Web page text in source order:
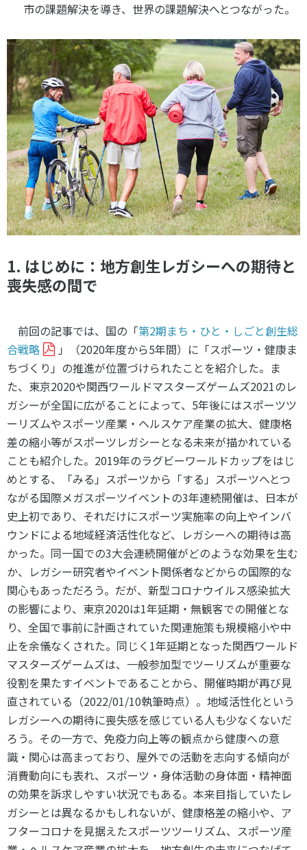
市の課題解決を導き、世界の課題解決へとつながった。
1. はじめに：地方創生レガシーへの期待と
喪失感の間で
前回の記事では、国の「第2期まち・ひと・しごと創生総
合戦略
」（2020年度から5年間）に「スポーツ・健康ま
ちづくり」の推進が位置づけられたことを紹介した。ま
た、東京2020や関西ワールドマスターズゲームズ2021のレ
ガシーが全国に広がることによって、5年後にはスポーツツ
ーリズムやスポーツ産業・ヘルスケア産業の拡大、健康格
差の縮小等がスポーツレガシーとなる未来が描かれている
ことも紹介した。2019年のラグビーワールドカップをはじ
めとする、「みる」スポーツから「する」スポーツへとつ
ながる国際メガスポーツイベントの3年連続開催は、日本が
史上初であり、それだけにスポーツ実施率の向上やインバ
ウンドによる地域経済活性化など、レガシーへの期待は高
かった。同一国での3大会連続開催がどのような効果を生む
か、レガシー研究者やイベント関係者などからの国際的な
関心もあっただろう。だが、新型コロナウイルス感染拡大
の影響により、東京2020は1年延期・無観客での開催とな
り、全国で事前に計画されていた関連施策も規模縮小や中
止を余儀なくされた。同じく1年延期となった関西ワールド
マスターズゲームズは、一般参加型でツーリズムが重要な
役割を果たすイベントであることから、開催時期が再び見
直されている（2022/01/10執筆時点）。地域活性化という
レガシーへの期待に喪失感を感じている人も少なくないだ
ろう。その一方で、免疫力向上等の観点から健康への意
識・関心は高まっており、屋外での活動を志向する傾向が
消費動向にも表れ、スポーツ・身体活動の身体面・精神面
の効果を訴求しやすい状況でもある。本来目指していたレ
ガシーとは異なるかもしれないが、健康格差の縮小や、ア
フターコロナを見据えたスポーツツーリズム、スポーツ産